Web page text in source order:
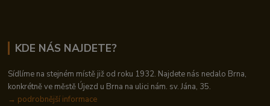
KDE NÁS NAJDETE?
Sídlíme na stejném místě již od roku 1932. Najdete nás nedalo Brna,
konkrétně ve městě Újezd u Brna na ulici nám. sv. Jána, 35.
→ podrobnější informace